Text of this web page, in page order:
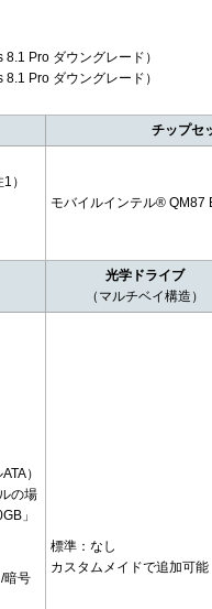
Pro ダウングレード）
Pro ダウングレード）
チップセ
）
モバイルインテル® QM87
光学ドライブ
（マルチベイ構造）
）
の場
」
暗号
標準：なし
カスタムメイドで追加可能